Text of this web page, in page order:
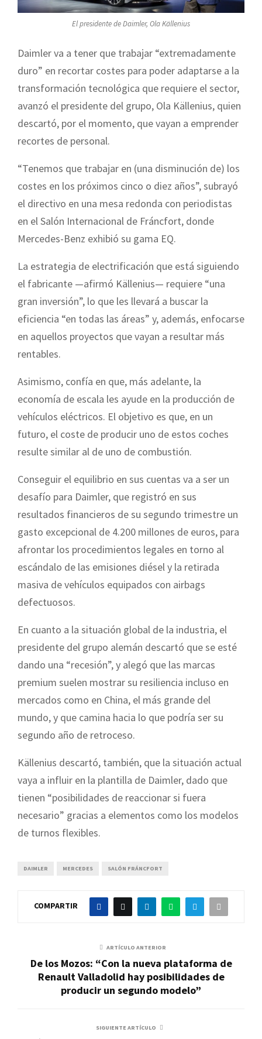
El presidente de Daimler, Ola Källenius
Daimler va a tener que trabajar “extremadamente
duro” en recortar costes para poder adaptarse a la
transformación tecnológica que requiere el sector,
avanzó el presidente del grupo, Ola Källenius, quien
descartó, por el momento, que vayan a emprender
recortes de personal.
“Tenemos que trabajar en (una disminución de) los
costes en los próximos cinco o diez años”, subrayó
el directivo en una mesa redonda con periodistas
en el Salón Internacional de Fráncfort, donde
Mercedes-Benz exhibió su gama EQ.
La estrategia de electrificación que está siguiendo
el fabricante —afirmó Källenius— requiere “una
gran inversión”, lo que les llevará a buscar la
eficiencia “en todas las áreas” y, además, enfocarse
en aquellos proyectos que vayan a resultar más
rentables.
Asimismo, confía en que, más adelante, la
economía de escala les ayude en la producción de
vehículos eléctricos. El objetivo es que, en un
futuro, el coste de producir uno de estos coches
resulte similar al de uno de combustión.
Conseguir el equilibrio en sus cuentas va a ser un
desafío para Daimler, que registró en sus
resultados financieros de su segundo trimestre un
gasto excepcional de 4.200 millones de euros, para
afrontar los procedimientos legales en torno al
escándalo de las emisiones diésel y la retirada
masiva de vehículos equipados con airbags
defectuosos.
En cuanto a la situación global de la industria, el
presidente del grupo alemán descartó que se esté
dando una “recesión”, y alegó que las marcas
premium suelen mostrar su resiliencia incluso en
mercados como en China, el más grande del
mundo, y que camina hacia lo que podría ser su
segundo año de retroceso.
Källenius descartó, también, que la situación actual
vaya a influir en la plantilla de Daimler, dado que
tienen “posibilidades de reaccionar si fuera
necesario” gracias a elementos como los modelos
de turnos flexibles.
DAIMLER MERCEDES SALÓN FRÁNCFORT
COMPARTIR
ARTÍCULO ANTERIOR
De los Mozos: “Con la nueva plataforma de
Renault Valladolid hay posibilidades de
producir un segundo modelo”
SIGUIENTE ARTÍCULO